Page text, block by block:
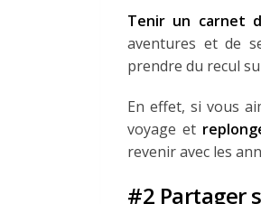
Tenir un carnet
aventures et de
prendre du recul
En effet, si vous
voyage et
revenir avec les
#2 Partager